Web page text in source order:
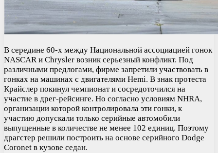
В середине 60-х между Национальной ассоциацией гонок
NASCAR и Chrysler возник серьезный конфликт. Под
различными предлогами, фирме запретили участвовать в
гонках на машинах с двигателями Hemi. В знак протеста
Крайслер покинул чемпионат и сосредоточился на
участие в дрег-рейсинге. Но согласно условиям NHRA,
организации которой контролировала эти гонки, к
участию допускали только серийные автомобили
выпущенные в количестве не менее 102 единиц. Поэтому
драгстер решили построить на основе серийного Dodge
Coronet в кузове седан.